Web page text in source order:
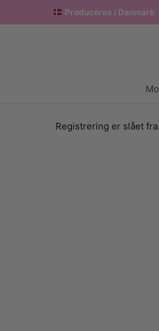
Produceres i Danmark
Registrering er slået fra.